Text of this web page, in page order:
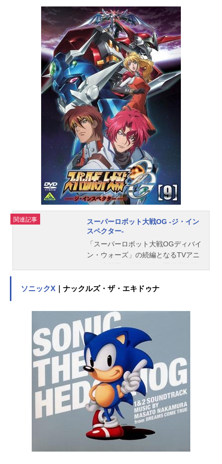
教室の、古い大鏡の前で、一夏は舞
夏と名乗る不思議な少女と出逢う。
それは『神精霊(ジン)』の力にまつわ
る、あの想い出の夏の始まりだっ
た。作品名うた∽かた放送形態TVア
ニメスケジュール2004年10月2日
（土）〜2004年12月18日（土）tv
k・TOKYOMXほか話数全13話キャス
ト一夏：本多陽子舞夏：浅野真澄皐
月：川上とも子蛍子：友利花未知
留：田村ゆかり誓唯：飛田展男繪
委：神奈延年沙耶：川村万梨阿スタ
ッフ原作：gímik監督：後藤圭二シリ
ーズ構成・脚本：きむらひでふみキ
ャラクターデザイン・総作画監督：
門之園恵美プロップデザイン：酒井
和男サブキャラクターデザイン：伊
東克修メインアニメーター：上田幸
一郎美術監督：飯島寿治色彩設定：
川上善美撮影監督：櫻田知之編集：
西山茂音楽：大橋恵音響監督：明田
川仁プロデューサー：湯川淳 春田
克典制作：ハルフィルムメーカー
（ゆめ太カンパニー）製作：バンダ
関連記事
スーパーロボット大戦OG -ジ・イン
スペクター-
「スーパーロボット大戦OGディバイ
ン・ウォーズ」の続編となるTVアニ
その陰では「DC」の残党などがうご
なかった。真の敵は「極めて近く、
限りなく遠い世界」、そして「静寂
の世界」から到来していること
を…。作品名スーパーロボット大戦O
G-ジ・インスペクター-放送形態TVア
ニメシリーズスーパーロボット大戦
スケジュール2010年10月1日（金）
～2011年4月1日（金）KBS京都・TO
KYOMXほか話数全26話キャストキョ
ウスケ・ナンブ：森川智之エクセレ
ン・ブロウニング：水谷優子ブルッ
クリン・ラックフィールド：杉田智
和クスハ・ミズハ：高橋美佳子ラミ
ア・ラヴレス：清水香里リュウセ
ソニックX ｜ナックルズ・ザ・エキドゥナ